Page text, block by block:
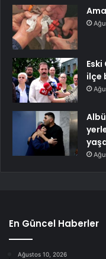
Eski
ilçe
En Güncel Haberler
Ağustos 10, 2026